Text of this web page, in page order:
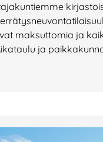
maksuttomia ja
ja